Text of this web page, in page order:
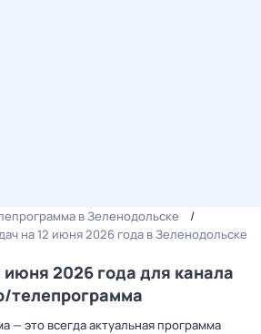
в Зеленодольске
на 12 июня 2026 года в Зеленодольске
2026 года для канала
телепрограмма
— это всегда актуальная программа